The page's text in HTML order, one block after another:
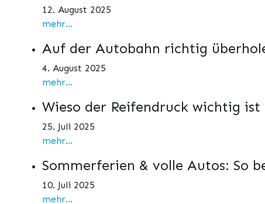
12. August 2025
mehr...
Auf der Autobahn richtig
4. August 2025
mehr...
Wieso der Reifendruck wichtig
25. Juli 2025
mehr...
Sommerferien & volle Autos: So
10. Juli 2025
mehr...